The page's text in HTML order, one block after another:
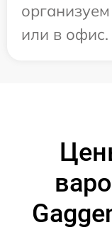
или в офис.